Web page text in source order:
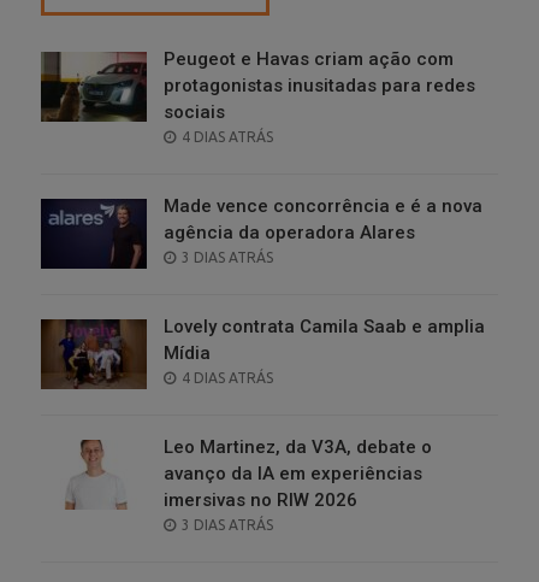
Peugeot e Havas criam ação com
protagonistas inusitadas para redes
sociais
POSTED
4 DIAS ATRÁS
Made vence concorrência e é a nova
agência da operadora Alares
POSTED
3 DIAS ATRÁS
Lovely contrata Camila Saab e amplia
Mídia
POSTED
4 DIAS ATRÁS
Leo Martinez, da V3A, debate o
avanço da IA em experiências
imersivas no RIW 2026
POSTED
3 DIAS ATRÁS